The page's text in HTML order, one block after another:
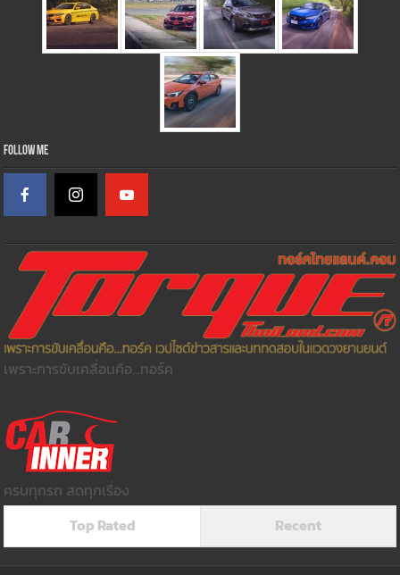
Follow Me
เพราะการขับเคลื่อนคือ...ทอร์ค
ครบทุกรถ สดทุกเรื่อง
Top Rated
Recent